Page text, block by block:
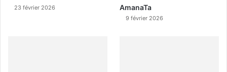
23 février 2026
AmanaTa
9 février 2026